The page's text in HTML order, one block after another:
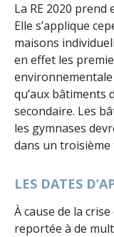
La RE 2020
Elle s’applique
maisons
en effet les
environnementale
qu’aux bâtiments
secondaire. Les
les gymnases
dans un troisième
LES DATES
À cause de la crise
reportée à de